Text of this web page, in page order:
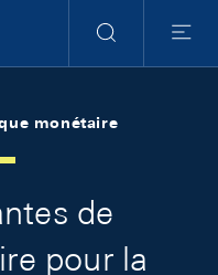
RechercheMenu
monétaire
de
pour la